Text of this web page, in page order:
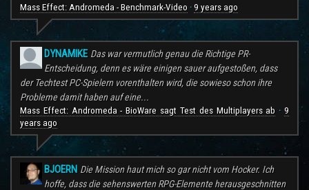
Mass Effect: Andromeda - Benchmark-Video · 9 years ago
DYNAMIKE Das war vermutlich genau die Richtige PR-
Entscheidung, denn es wäre einigen sauer aufgestoßen, dass
der Techtest PC-Spielern vorenthalten wird, die sowieso schon ihre
Probleme damit haben auf eine...
Mass Effect: Andromeda - BioWare sagt Test des Multiplayers ab ·9
years ago
BJOERN Die Mission haut mich so gar nicht vom Hocker. Ich
hoffe, dass die sehenswerten RPG-Elemente herausgeschnitten